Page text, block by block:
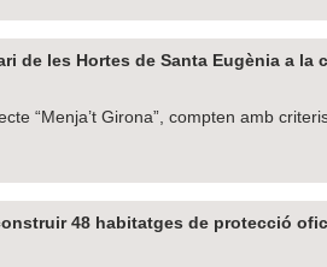
de les Hortes de Santa Eugènia a la
“Menja’t Girona”, compten amb
48 habitatges de protecció